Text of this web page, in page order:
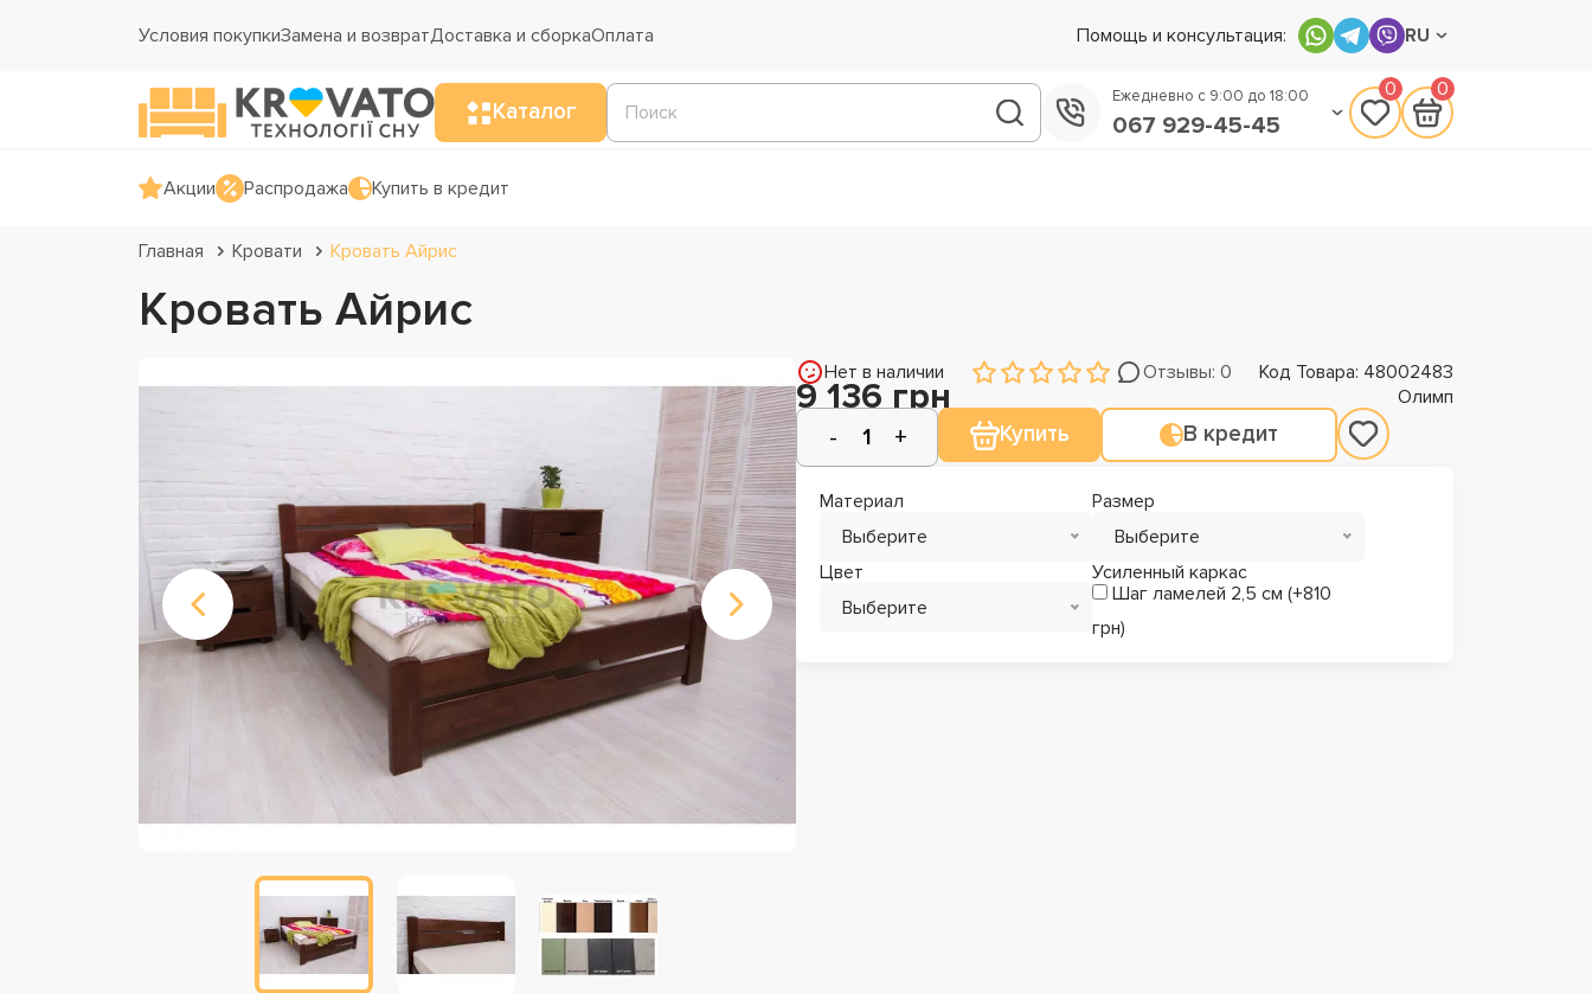
Условия покупкиЗамена и возвратДоставка и сборкаОплата Помощь и консультация: RU
Каталог
Ежедневно с 9:00 до 18:00
067 929-45-45
0 0
Акции Распродажа Купить в кредит
Главная Кровати Кровать Айрис
Кровать Айрис
Нет в наличии Отзывы: 0 Код Товара: 48002483
9 136 грн Олимп
Купить В кредит
Материал
Выберите
Размер
Выберите
Цвет
Выберите
Усиленный каркас
Шаг ламелей 2,5 см (+810
грн)